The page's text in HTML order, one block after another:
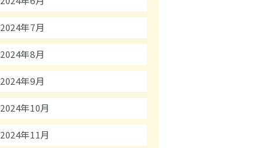
2024年7月
2024年8月
2024年9月
2024年10月
2024年11月